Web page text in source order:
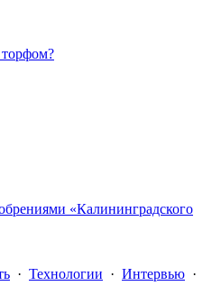
«Калининградского
· Технологии · Интервью ·